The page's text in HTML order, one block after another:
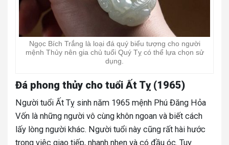
Ngọc Bích Trắng là loại đá quý biểu tượng cho người
mệnh Thủy nên gia chủ tuổi Quý Tỵ có thể lựa chọn sử
dụng.
Đá phong thủy cho tuổi Ất Tỵ (1965)
Người tuổi Ất Tỵ sinh năm 1965 mệnh Phú Đăng Hỏa
Vốn là những người vô cùng khôn ngoan và biết cách
lấy lòng người khác. Người tuổi này cũng rất hài hước
trong việc giao tiếp, nhanh nhẹn và có đầu óc. Tuy